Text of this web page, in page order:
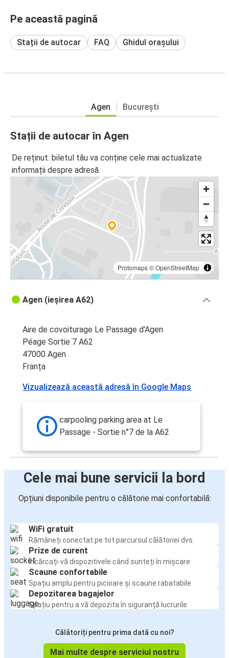
Pe această pagină
Stații de autocar FAQ Ghidul orașului
Agen București
Stații de autocar în Agen
De reținut: biletul tău va conține cele mai actualizate
informații despre adresă.
Protomaps©OpenStreetMap
Agen (ieșirea A62)
Aire de covoiturage Le Passage d'Agen
Péage Sortie 7 A62
47000 Agen
Franța
Vizualizează această adresă în Google Maps
carpooling parking area at Le
Passage - Sortie n°7 de la A62
Cele mai bune servicii la bord
Opțiuni disponibile pentru o călătorie mai confortabilă:
WiFi gratuit
Rămâneți conectat pe tot parcursul călătoriei dvs.
Prize de curent
Încărcați-vă dispozitivele când sunteți în mișcare
Scaune confortabile
Spațiu amplu pentru picioare și scaune rabatabile
Depozitarea bagajelor
Spațiu pentru a vă depozita în siguranță lucrurile
Călătoriți pentru prima dată cu noi?
Mai multe despre serviciul nostru